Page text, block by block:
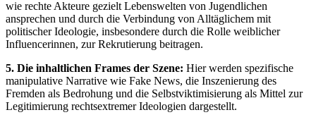
wie rechte Akteure gezielt Lebenswelten von Jugendlichen
ansprechen und durch die Verbindung von Alltäglichem mit
politischer Ideologie, insbesondere durch die Rolle weiblicher
Influencerinnen, zur Rekrutierung beitragen.
5. Die inhaltlichen Frames der Szene: Hier werden spezifische
manipulative Narrative wie Fake News, die Inszenierung des
Fremden als Bedrohung und die Selbstviktimisierung als Mittel zur
Legitimierung rechtsextremer Ideologien dargestellt.